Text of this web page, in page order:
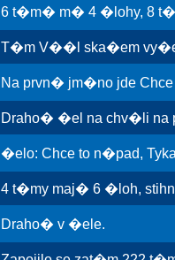
6 t�m� m� 4 �lohy, 8
T�m V��l ska�em
Na prvn� jm�no jde
Draho� �el na chv�li na
�elo: Chce to n�pad,
4 t�my maj� 6 �loh,
Draho� v �ele.